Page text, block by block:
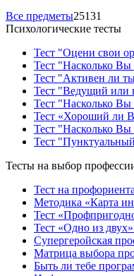
Все предметы25131
Психологические тесты
Тест "Оцени свои
Тест "Насколько
Тест "Активен ли
Тест "Ведущий или
Тест "Насколько
Тест «Хороший ли
Тест "Насколько
Тест
Тесты на выбор
Тест на
Методика «Карта
Тест
Тест «Одно из
Супергеройская
Матрица выбора
Быть ли тебе